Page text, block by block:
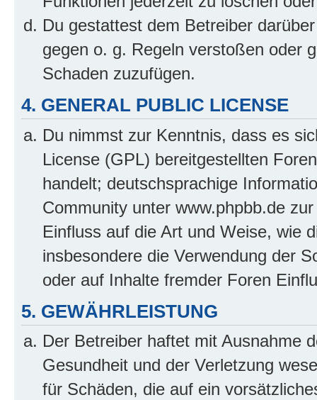
Du gestattest dem Betreiber
gegen o. g. Regeln verstoßen oder
Schaden zuzufügen.
4. GENERAL PUBLIC LICENSE
Du nimmst zur Kenntnis, dass es
License (GPL) bereitgestellten
handelt; deutschsprachige
Community unter www.phpbb.de
Einfluss auf die Art und Weise, wie
insbesondere die Verwendung der
oder auf Inhalte fremder Foren
5. GEWÄHRLEISTUNG
Der Betreiber haftet mit Ausnahme
Gesundheit und der Verletzung
für Schäden, die auf ein